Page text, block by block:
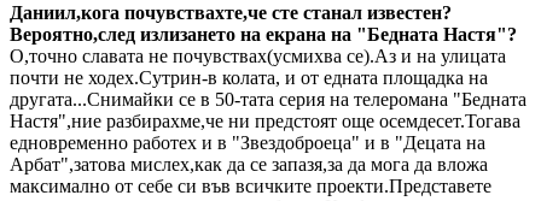
Даниил,кога почувствахте,че сте станал известен?
Вероятно,след излизането на екрана на "Бедната Настя"?
О,точно славата не почувствах(усмихва се).Аз и на улицата
почти не ходех.Сутрин-в колата, и от едната площадка на
другата...Снимайки се в 50-тата серия на телеромана "Бедната
Настя",ние разбирахме,че ни предстоят още осемдесет.Тогава
едновременно работех и в "Звездоброеца" и в "Децата на
Арбат",затова мислех,как да се запазя,за да мога да вложа
максимално от себе си във всичките проекти.Представете